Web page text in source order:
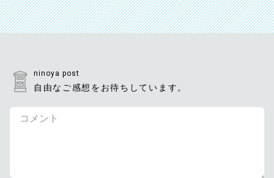
ninoya post
自由なご感想をお待ちしています。